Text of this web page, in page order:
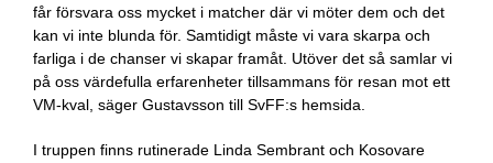
får försvara oss mycket i matcher där vi möter dem och det
kan vi inte blunda för. Samtidigt måste vi vara skarpa och
farliga i de chanser vi skapar framåt. Utöver det så samlar vi
på oss värdefulla erfarenheter tillsammans för resan mot ett
VM-kval, säger Gustavsson till SvFF:s hemsida.
I truppen finns rutinerade Linda Sembrant och Kosovare